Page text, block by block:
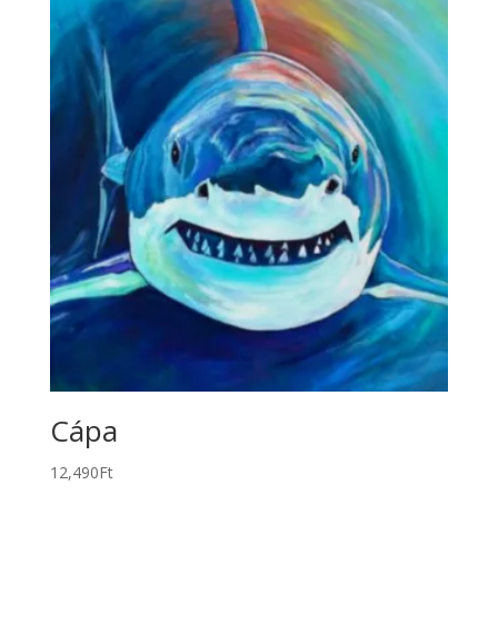
Cápa
12,490Ft